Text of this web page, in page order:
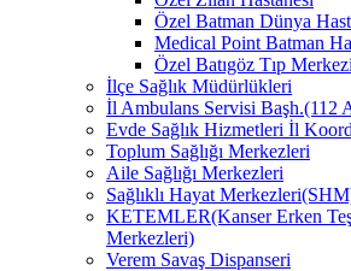
Özel Batman Dünya
Medical Point Batman
Özel Batıgöz Tıp Merkezi
İlçe Sağlık Müdürlükleri
İl Ambulans Servisi Başh.(112
Evde Sağlık Hizmetleri İl
Toplum Sağlığı Merkezleri
Aile Sağlığı Merkezleri
Sağlıklı Hayat
KETEMLER(Kanser Erken
Merkezleri)
Verem Savaş Dispanseri